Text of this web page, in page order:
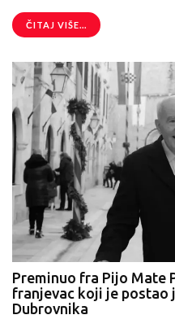
ČITAJ VIŠE...
Preminuo fra Pijo Mate
franjevac koji je postao
Dubrovnika